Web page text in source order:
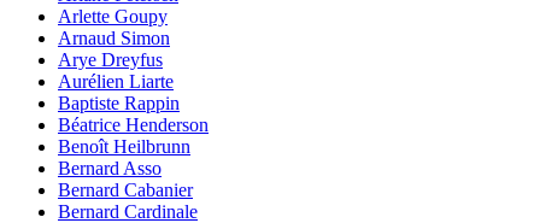
Arlette Goupy
Arnaud Simon
Arye Dreyfus
Aurélien Liarte
Baptiste Rappin
Béatrice Henderson
Benoît Heilbrunn
Bernard Asso
Bernard Cabanier
Bernard Cardinale